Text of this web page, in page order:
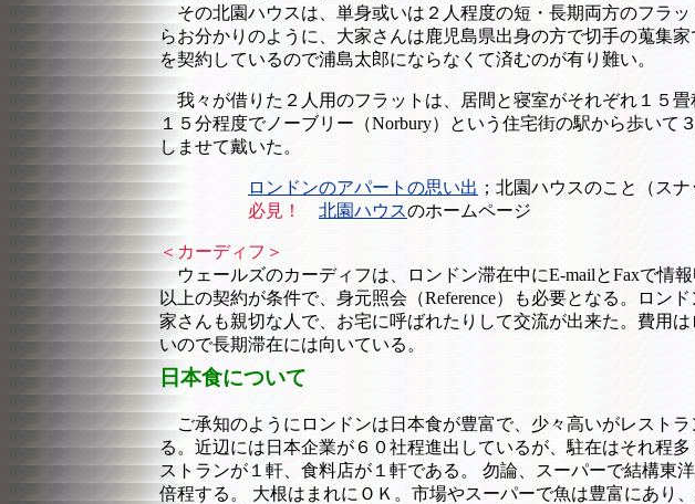
その北園ハウスは、単身或いは２人程度の短・長期両方のフラ
らお分かりのように、大家さんは鹿児島県出身の方で切手の蒐集
を契約しているので浦島太郎にならなくて済むのが有り難い。
我々が借りた２人用のフラットは、居間と寝室がそれぞれ１５
１５分程度でノーブリー（Norbury）という住宅街の駅から歩い
しませて戴いた。
ロンドンのアパートの思い出 ；北園ハウスのこと（スナ
必見！
北園ハウスのホームページ
＜カーディフ＞
ウェールズのカーディフは、ロンドン滞在中にE-mailとFaxで情
以上の契約が条件で、身元照会（Reference）も必要となる。ロ
家さんも親切な人で、お宅に呼ばれたりして交流が出来た。費用
いので長期滞在には向いている。
日本食について
ご承知のようにロンドンは日本食が豊富で、少々高いがレスト
る。近辺には日本企業が６０社程進出しているが、駐在はそれ程
ストランが１軒、食料店が１軒である。 勿論、スーパーで結構東
倍程する。 大根はまれにＯＫ。市場やスーパーで魚は豊富にあり